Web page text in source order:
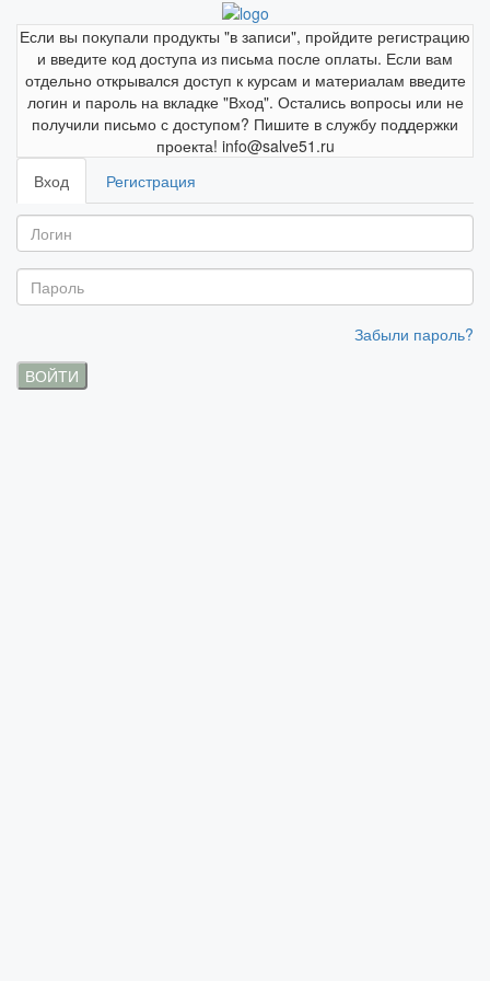
Если вы покупали продукты "в записи", пройдите регистрацию
и введите код доступа из письма после оплаты. Если вам
отдельно открывался доступ к курсам и материалам введите
логин и пароль на вкладке "Вход". Остались вопросы или не
получили письмо с доступом? Пишите в службу поддержки
проекта! info@salve51.ru
Вход
Регистрация
Забыли пароль?
ВОЙТИ